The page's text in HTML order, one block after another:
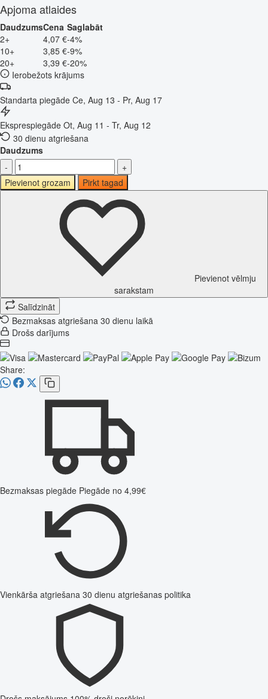
Apjoma atlaides
DaudzumsCena Saglabāt
2+
4,07 €-4%
10+
3,85 €-9%
20+
3,39 €-20%
Ierobežots krājums
Standarta piegāde Ce, Aug 13 - Pr, Aug 17
Eksprespiegāde Ot, Aug 11 - Tr, Aug 12
30 dienu atgriešana
Daudzums
-
+
Pievienot grozam
Pirkt tagad
Pievienot vēlmju
sarakstam
Salīdzināt
Bezmaksas atgriešana 30 dienu laikā
Drošs darījums
Share:
Bezmaksas piegāde Piegāde no 4,99€
Vienkārša atgriešana 30 dienu atgriešanas politika